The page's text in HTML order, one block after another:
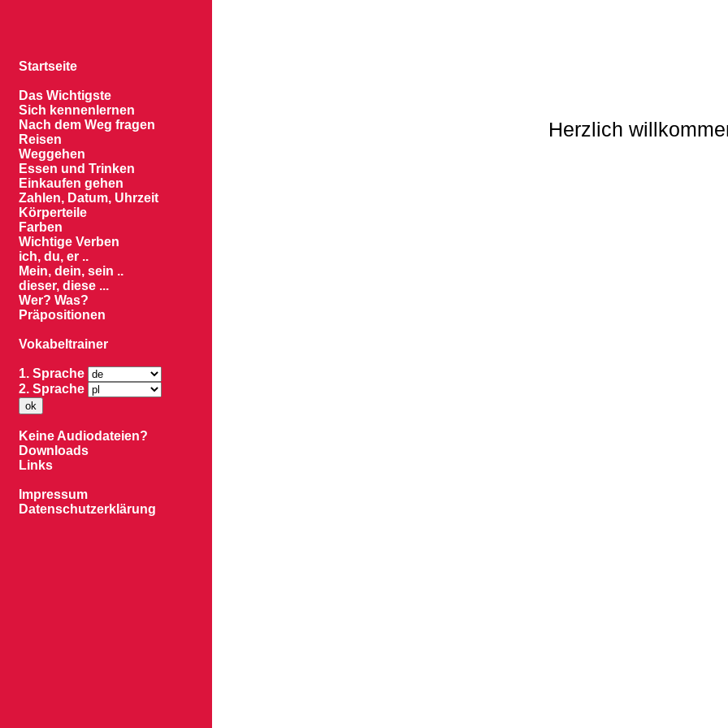
Startseite
Das Wichtigste
Sich kennenlernen
Nach dem Weg fragen
Reisen
Weggehen
Essen und Trinken
Einkaufen gehen
Zahlen, Datum, Uhrzeit
Körperteile
Farben
Wichtige Verben
ich, du, er ..
Mein, dein, sein ..
dieser, diese ...
Wer? Was?
Präpositionen
Vokabeltrainer
1. Sprache
2. Sprache
Keine Audiodateien?
Downloads
Links
Impressum
Datenschutzerklärung
Herzlich